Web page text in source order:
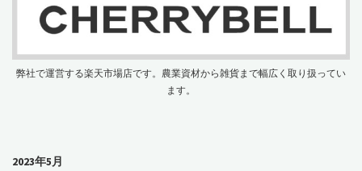
弊社で運営する楽天市場店です。農業資材から雑貨まで幅広く取り扱ってい
ます。
2023年5月